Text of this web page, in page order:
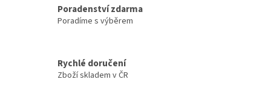
Poradenství zdarma
Poradíme s výběrem
Rychlé doručení
Zboží skladem v ČR